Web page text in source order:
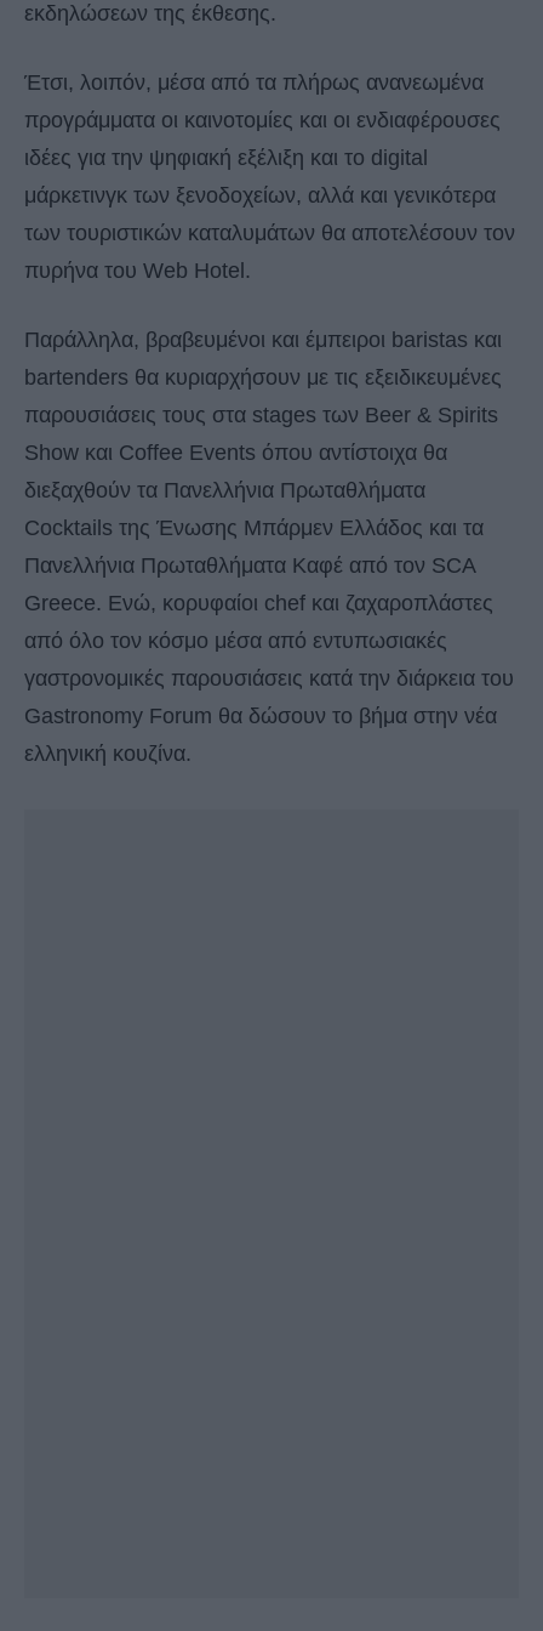
εκδηλώσεων της έκθεσης.
Έτσι, λοιπόν, μέσα από τα πλήρως ανανεωμένα
προγράμματα οι καινοτομίες και οι ενδιαφέρουσες
ιδέες για την ψηφιακή εξέλιξη και το digital
μάρκετινγκ των ξενοδοχείων, αλλά και γενικότερα
των τουριστικών καταλυμάτων θα αποτελέσουν τον
πυρήνα του Web Hotel.
Παράλληλα, βραβευμένοι και έμπειροι baristas και
bartenders θα κυριαρχήσουν με τις εξειδικευμένες
παρουσιάσεις τους στα stages των Beer & Spirits
Show και Coffee Events όπου αντίστοιχα θα
διεξαχθούν τα Πανελλήνια Πρωταθλήματα
Cocktails της Ένωσης Μπάρμεν Ελλάδος και τα
Πανελλήνια Πρωταθλήματα Καφέ από τον SCA
Greece. Ενώ, κορυφαίοι chef και ζαχαροπλάστες
από όλο τον κόσμο μέσα από εντυπωσιακές
γαστρονομικές παρουσιάσεις κατά την διάρκεια του
Gastronomy Forum θα δώσουν το βήμα στην νέα
ελληνική κουζίνα.